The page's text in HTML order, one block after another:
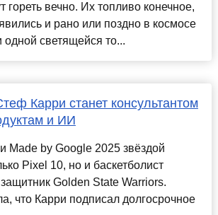
гореть вечно. Их топливо конечное,
и рано или поздно в космосе
одной светящейся то...
Карри станет консультантом
и ИИ
Made by Google 2025 звёздой
Pixel 10, но и баскетболист
Golden State Warriors.
что Карри подписал долгосрочное